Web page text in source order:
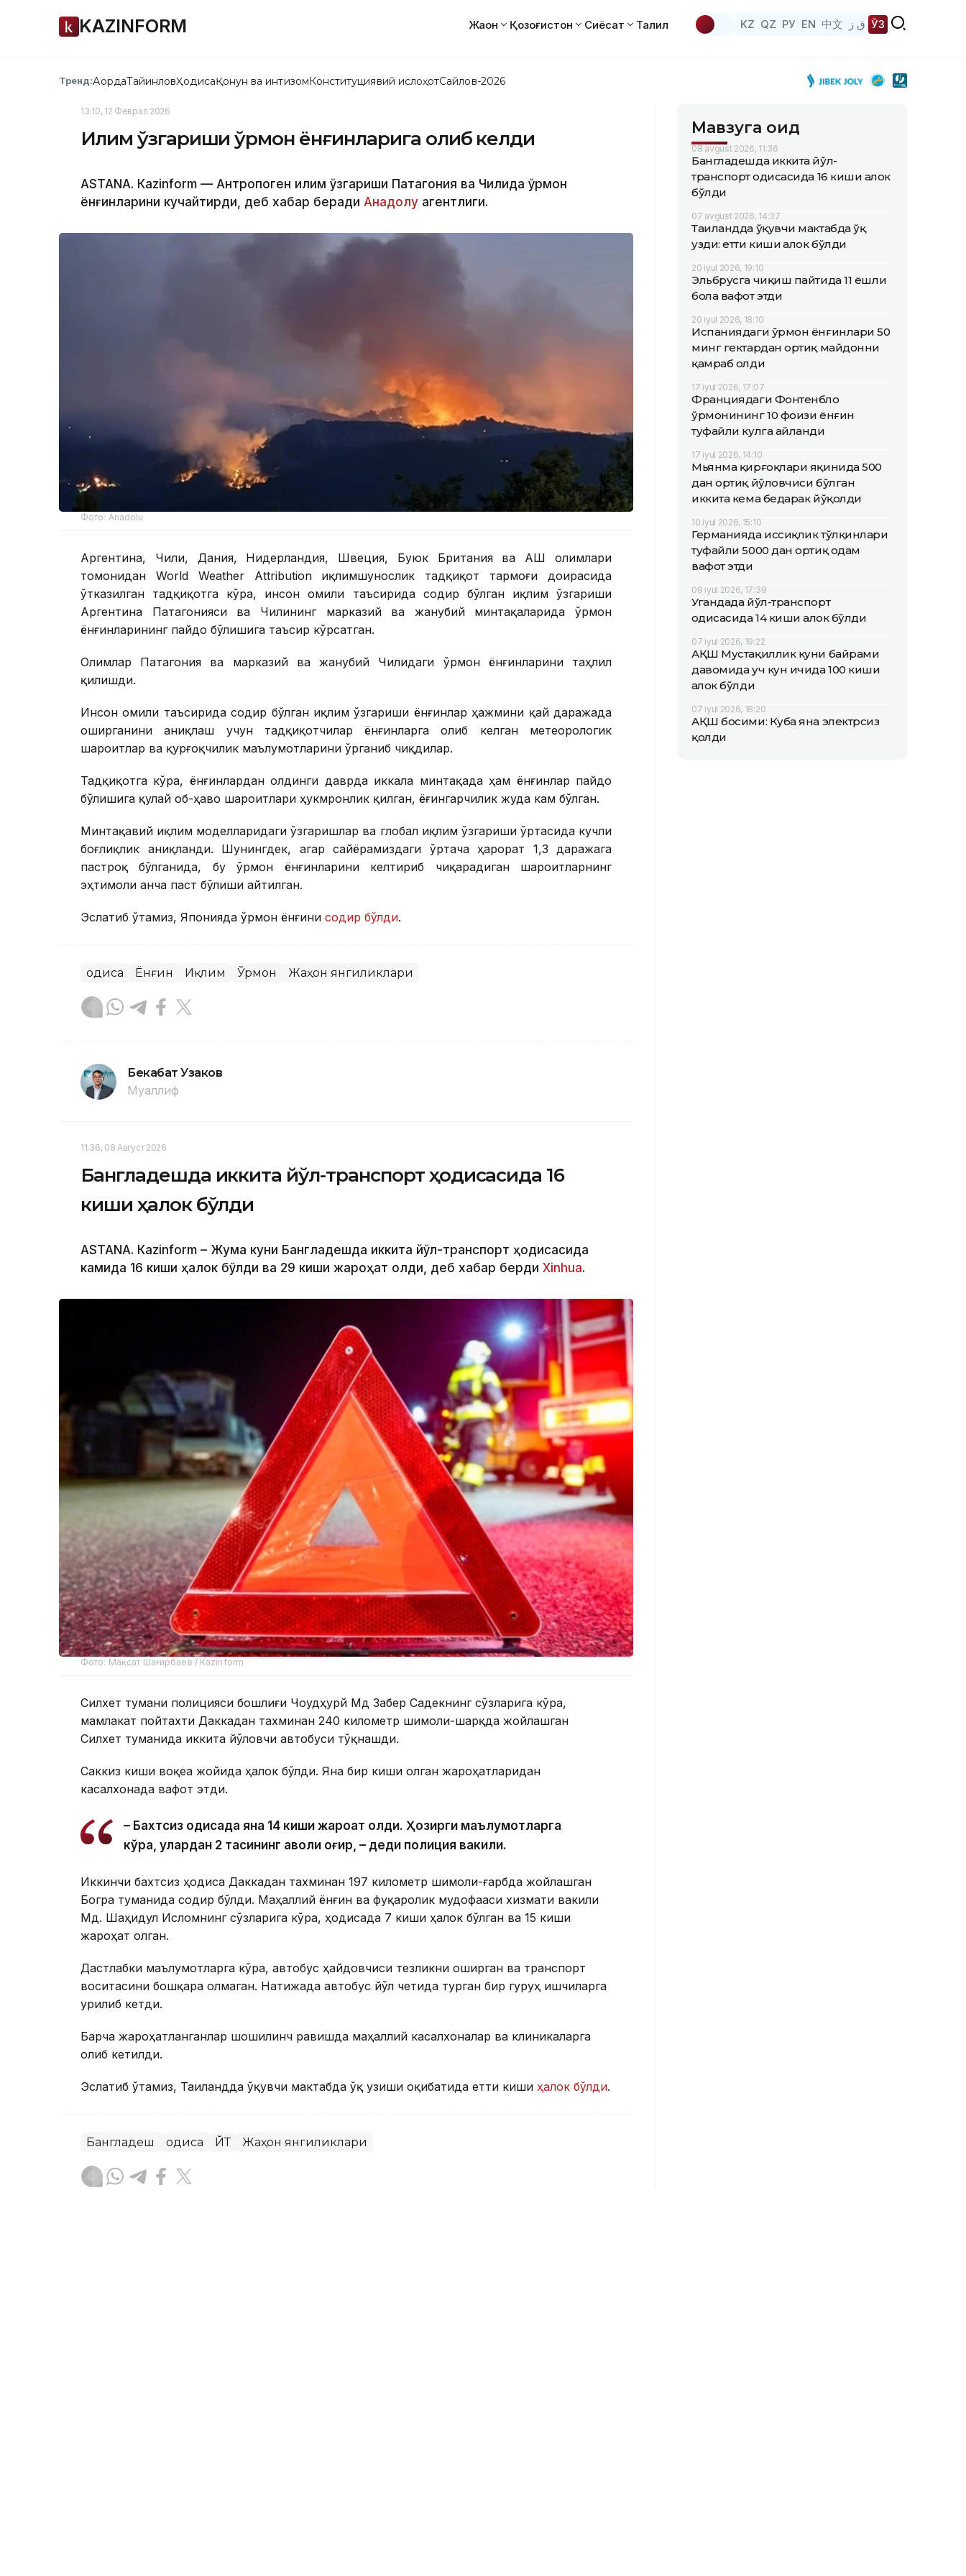
KAZINFORM Жаҳон Қозоғистон Сиёсат Таҳлил KZ QZ РУ EN 中文 ق ز ЎЗ
Тренд:АқордаТайинловҲодисаҚонун ва интизомКонституциявий ислоҳотСайлов-2026
13:10, 12 Феврал 2026
Иқлим ўзгариши ўрмон ёнғинларига олиб келди
ASTANА. Кazinform — Антропоген иқлим ўзгариши Патагония ва Чилида ўрмон
ёнғинларини кучайтирди, деб хабар беради Анадолу агентлиги.
Фото: Anadolu
Аргентина, Чили, Дания, Нидерландия, Швеция, Буюк Британия ва АҚШ олимлари
томонидан World Weather Attribution иқлимшунослик тадқиқот тармоғи доирасида
ўтказилган тадқиқотга кўра, инсон омили таъсирида содир бўлган иқлим ўзгариши
Аргентина Патагонияси ва Чилининг марказий ва жанубий минтақаларида ўрмон
ёнғинларининг пайдо бўлишига таъсир кўрсатган.
Олимлар Патагония ва марказий ва жанубий Чилидаги ўрмон ёнғинларини таҳлил
қилишди.
Инсон омили таъсирида содир бўлган иқлим ўзгариши ёнғинлар ҳажмини қай даражада
оширганини аниқлаш учун тадқиқотчилар ёнғинларга олиб келган метеорологик
шароитлар ва қурғоқчилик маълумотларини ўрганиб чиқдилар.
Тадқиқотга кўра, ёнғинлардан олдинги даврда иккала минтақада ҳам ёнғинлар пайдо
бўлишига қулай об-ҳаво шароитлари ҳукмронлик қилган, ёғингарчилик жуда кам бўлган.
Минтақавий иқлим моделларидаги ўзгаришлар ва глобал иқлим ўзгариши ўртасида кучли
боғлиқлик аниқланди. Шунингдек, агар сайёрамиздаги ўртача ҳарорат 1,3 даражага
пастроқ бўлганида, бу ўрмон ёнғинларини келтириб чиқарадиган шароитларнинг
эҳтимоли анча паст бўлиши айтилган.
Эслатиб ўтамиз, Японияда ўрмон ёнғини содир бўлди.
Ҳодиса Ёнғин Иқлим Ўрмон Жаҳон янгиликлари
Бекабат Узаков
Муаллиф
11:36, 08 Август 2026
Бангладешда иккита йўл-транспорт ҳодисасида 16
киши ҳалок бўлди
ASTANА. Кazinform – Жума куни Бангладешда иккита йўл-транспорт ҳодисасида
камида 16 киши ҳалок бўлди ва 29 киши жароҳат олди, деб хабар берди Xinhua.
Фото: Мақсат Шағирбаев / Kazinform
Силхет тумани полицияси бошлиғи Чоудҳурй Мд Забер Садекнинг сўзларига кўра,
мамлакат пойтахти Даккадан тахминан 240 километр шимоли-шарқда жойлашган
Силхет туманида иккита йўловчи автобуси тўқнашди.
Саккиз киши воқеа жойида ҳалок бўлди. Яна бир киши олган жароҳатларидан
касалхонада вафот этди.
– Бахтсиз ҳодисада яна 14 киши жароҳат олди. Ҳозирги маълумотларга
кўра, улардан 2 тасининг аҳволи оғир, – деди полиция вакили.
Иккинчи бахтсиз ҳодиса Даккадан тахминан 197 километр шимоли-ғарбда жойлашган
Богра туманида содир бўлди. Маҳаллий ёнғин ва фуқаролик мудофааси хизмати вакили
Мд. Шаҳидул Исломнинг сўзларига кўра, ҳодисада 7 киши ҳалок бўлган ва 15 киши
жароҳат олган.
Дастлабки маълумотларга кўра, автобус ҳайдовчиси тезликни оширган ва транспорт
воситасини бошқара олмаган. Натижада автобус йўл четида турган бир гуруҳ ишчиларга
урилиб кетди.
Барча жароҳатланганлар шошилинч равишда маҳаллий касалхоналар ва клиникаларга
олиб кетилди.
Эслатиб ўтамиз, Таиландда ўқувчи мактабда ўқ узиши оқибатида етти киши ҳалок бўлди.
Бангладеш Ҳодиса ЙТҲ Жаҳон янгиликлари
Мавзуга оид
08 avgust 2026, 11:36
Бангладешда иккита йўл-
транспорт ҳодисасида 16 киши ҳалок
бўлди
07 avgust 2026, 14:37
Таиландда ўқувчи мактабда ўқ
узди: етти киши ҳалок бўлди
20 iyul 2026, 19:10
Эльбрусга чиқиш пайтида 11 ёшли
бола вафот этди
20 iyul 2026, 18:10
Испаниядаги ўрмон ёнғинлари 50
минг гектардан ортиқ майдонни
қамраб олди
17 iyul 2026, 17:07
Франциядаги Фонтенбло
ўрмонининг 10 фоизи ёнғин
туфайли кулга айланди
17 iyul 2026, 14:10
Мьянма қирғоқлари яқинида 500
дан ортиқ йўловчиси бўлган
иккита кема бедарак йўқолди
10 iyul 2026, 15:10
Германияда иссиқлик тўлқинлари
туфайли 5000 дан ортиқ одам
вафот этди
09 iyul 2026, 17:39
Угандада йўл-транспорт
ҳодисасида 14 киши ҳалок бўлди
07 iyul 2026, 19:22
АҚШ Мустақиллик куни байрами
давомида уч кун ичида 100 киши
ҳалок бўлди
07 iyul 2026, 18:20
АҚШ босими: Куба яна электрсиз
қолди